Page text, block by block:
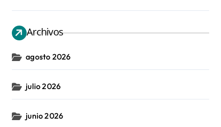
Archivos
agosto 2026
julio 2026
junio 2026